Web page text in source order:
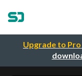
Upgrade to Pro